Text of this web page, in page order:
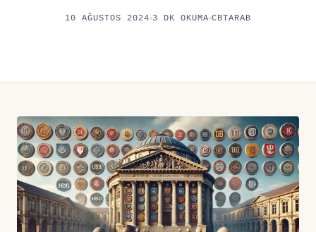
10 AĞUSTOS 2024 3 DK OKUMA CBTARAB